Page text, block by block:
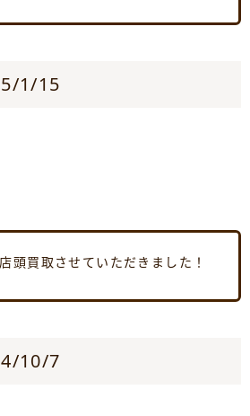
1/15
頭買取させていただきました！
10/7